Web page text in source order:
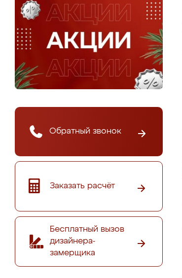
Обратный звонок
Заказать расчёт
Бесплатный вызов
дизайнера-
замерщика